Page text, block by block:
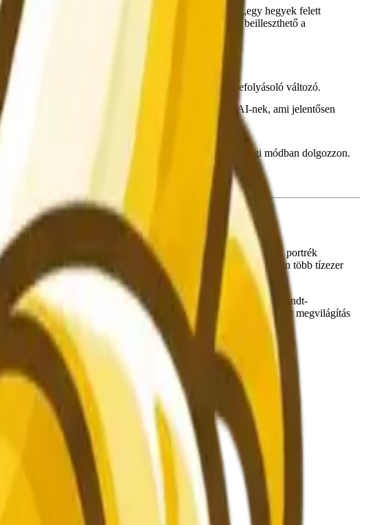
csak néhány szót igényel az ötlet leírásához (pl. „egy hegyek felett
kompozíciós útmutatásokat tartalmaz, és közvetlenül beilleszthető a
hoz. A megvilágítás a képminőséget leginkább befolyásoló változó.
objektív” pontos renderelési utasításokat adnak az AI-nek, ami jelentősen
arra késztetik az AI-t, hogy a legmagasabb minőségi módban dolgozzon.
a nem kívánt szöveg megjelenését a generált képen.
egy történetet. A Nano Banana 2 kiválóan alkalmas olyan portrék
mellett – olyan képek, amelyek elkészítéséhez általában több tízezer
nő portréja”, hanem írja le a kívánt fényminőséget is. A Rembrandt-
alá, ami a divatmagazinok kifinomult esztétikáját idézi. A kontúr megvilágítás